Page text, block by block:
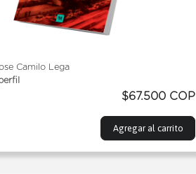
Camilo Lega
$67.500 COP
Agregar al carrito